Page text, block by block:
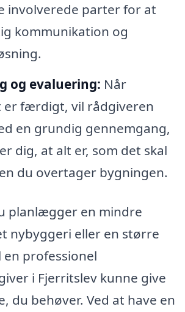
involverede parter for at
kommunikation og
og evaluering: Når
er færdigt, vil rådgiveren
en grundig gennemgang,
dig, at alt er, som det skal
du overtager bygningen.
planlægger en mindre
nybyggeri eller en større
professionel
i Fjerritslev kunne give
du behøver. Ved at have en